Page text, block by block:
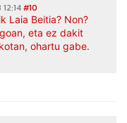
#10
Laia Beitia? Non?
eta ez dakit
ohartu gabe.